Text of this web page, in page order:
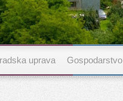
uprava Gospodarstvo